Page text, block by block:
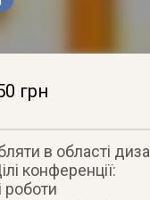
грн
в області
конференції:
роботи